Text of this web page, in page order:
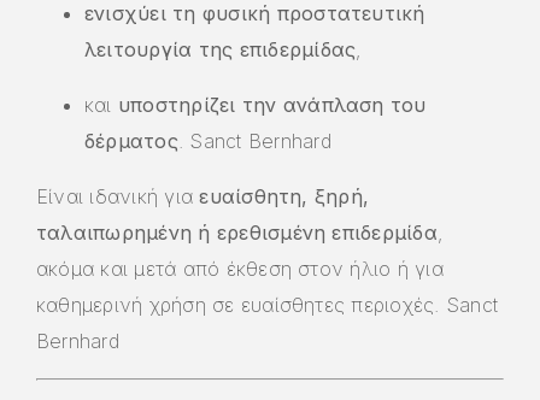
ενισχύει τη φυσική προστατευτική
λειτουργία της επιδερμίδας,
και υποστηρίζει την ανάπλαση του
δέρματος. Sanct Bernhard
Είναι ιδανική γιαευαίσθητη, ξηρή,
ταλαιπωρημένη ή ερεθισμένη επιδερμίδα,
ακόμα και μετά από έκθεση στον ήλιο ή για
καθημερινή χρήση σε ευαίσθητες περιοχές. Sanct
Bernhard